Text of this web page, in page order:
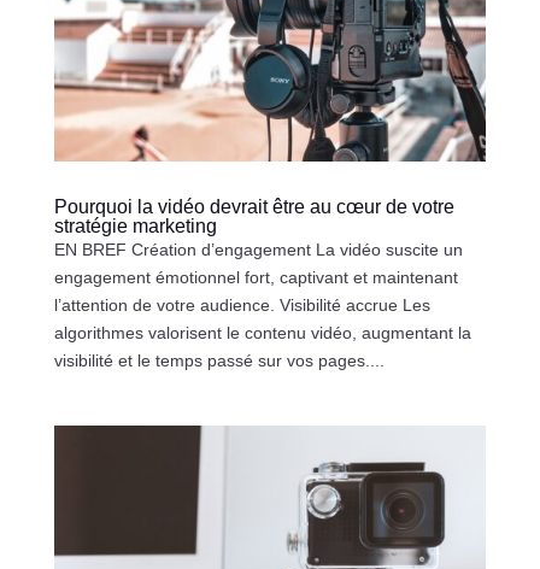
Pourquoi la vidéo devrait être au cœur de votre
stratégie marketing
EN BREF Création d’engagement La vidéo suscite un
engagement émotionnel fort, captivant et maintenant
l’attention de votre audience. Visibilité accrue Les
algorithmes valorisent le contenu vidéo, augmentant la
visibilité et le temps passé sur vos pages....